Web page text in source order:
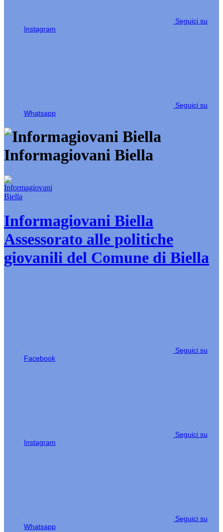
Seguici su
Instagram
Seguici su
Whatsapp
Informagiovani Biella
Informagiovani Biella
Assessorato alle politiche
giovanili del Comune di Biella
Seguici su
Facebook
Seguici su
Instagram
Seguici su
Whatsapp